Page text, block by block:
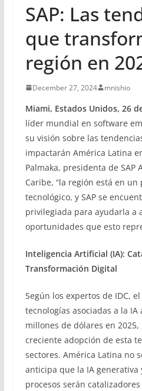
SAP: Las
que
región en
December 27, 2024 mnishio
Miami, Estados Unidos, 26
líder mundial en software
su visión sobre las
impactarán América Latina
Palmaka, presidenta de SAP
Caribe, “la región está en
tecnológico, y SAP se
privilegiada para ayudarla a
oportunidades que esto
Inteligencia Artificial (IA):
Transformación Digital
Según los expertos de IDC,
tecnologías asociadas a la
millones de dólares en
creciente adopción de esta
sectores. América Latina no
anticipa que la IA generativa
procesos serán